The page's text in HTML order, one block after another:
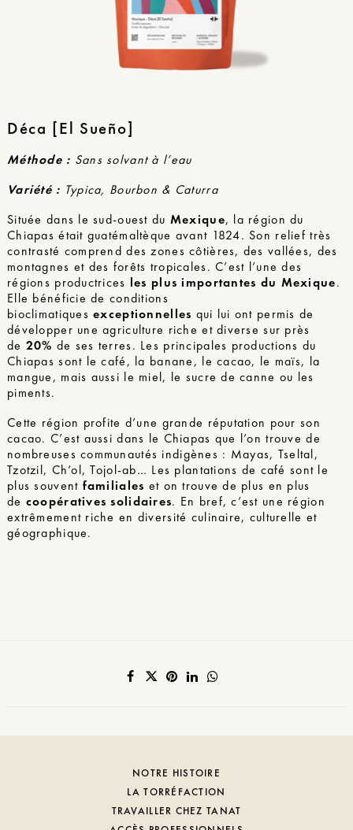
Déca [El Sueño]
Méthode : Sans solvant à l’eau
Variété : Typica, Bourbon & Caturra
Située dans le sud-ouest du Mexique, la région du
Chiapas était guatémaltèque avant 1824. Son relief très
contrasté comprend des zones côtières, des vallées, des
montagnes et des forêts tropicales. C’est l’une des
régions productrices les plus importantes du Mexique.
Elle bénéficie de conditions
bioclimatiquesexceptionnelles qui lui ont permis de
développer une agriculture riche et diverse sur près
de 20% de ses terres. Les principales productions du
Chiapas sont le café, la banane, le cacao, le maïs, la
mangue, mais aussi le miel, le sucre de canne ou les
piments.
Cette région profite d’une grande réputation pour son
cacao. C’est aussi dans le Chiapas que l’on trouve de
nombreuses communautés indigènes : Mayas, Tseltal,
Tzotzil, Ch’ol, Tojol-ab… Les plantations de café sont le
plus souvent familiales et on trouve de plus en plus
de coopératives solidaires. En bref, c’est une région
extrêmement riche en diversité culinaire, culturelle et
géographique.
NOTRE HISTOIRE
LA TORRÉFACTION
TRAVAILLER CHEZ TANAT